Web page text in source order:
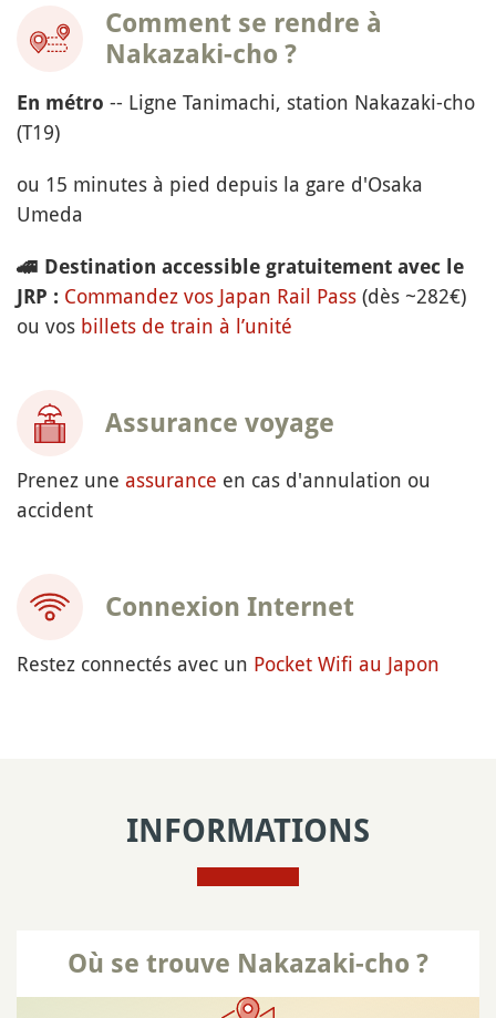
Comment se rendre à
Nakazaki-cho ?
En métro -- Ligne Tanimachi, station Nakazaki-cho
(T19)
ou 15 minutes à pied depuis la gare d'Osaka
Umeda
🚄 Destination accessible gratuitement avec le
JRP : Commandez vos Japan Rail Pass (dès ~282€)
ou vos billets de train à l’unité
Assurance voyage
Prenez une assurance en cas d'annulation ou
accident
Connexion Internet
Restez connectés avec un Pocket Wifi au Japon
INFORMATIONS
Où se trouve Nakazaki-cho ?